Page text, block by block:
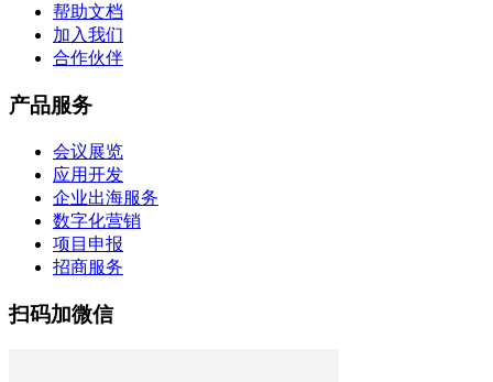
帮助文档
加入我们
合作伙伴
产品服务
会议展览
应用开发
企业出海服务
数字化营销
项目申报
招商服务
扫码加微信